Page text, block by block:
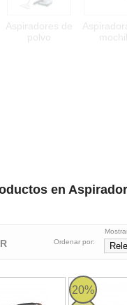
Aspiradores de
polvo
en
Ordenar por:
- Aspirador a
20%
Bosch GAS